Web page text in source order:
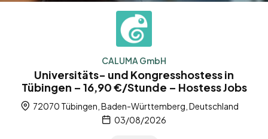
CALUMA GmbH
Universitäts- und Kongresshostess in
Tübingen – 16,90 €/Stunde – Hostess Jobs
72070 Tübingen, Baden-Württemberg, Deutschland
03/08/2026